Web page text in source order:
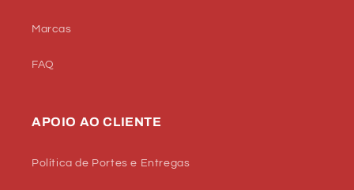
Marcas
FAQ
APOIO AO CLIENTE
Política de Portes e Entregas